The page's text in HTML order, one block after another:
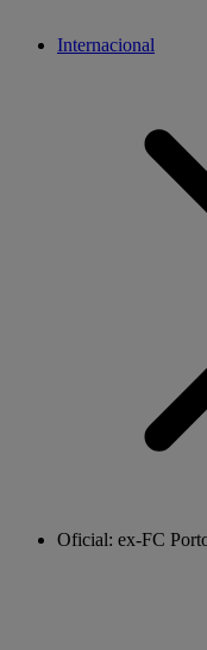
Internacional
Oficial: ex-FC